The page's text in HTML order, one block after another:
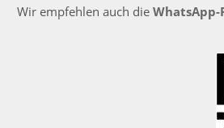
Wir empfehlen auch die